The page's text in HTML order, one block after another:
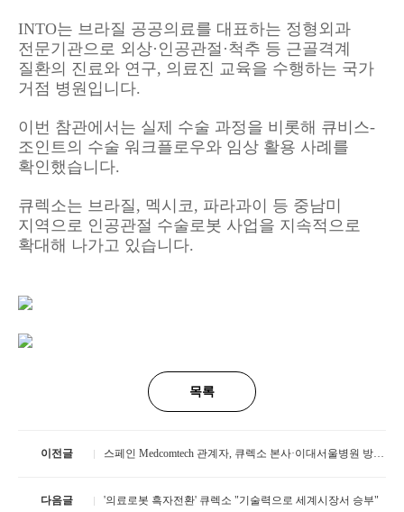
INTO는 브라질 공공의료를 대표하는 정형외과
전문기관으로 외상·인공관절·척추 등 근골격계
질환의 진료와 연구, 의료진 교육을 수행하는 국가
거점 병원입니다.
이번 참관에서는 실제 수술 과정을 비롯해 큐비스-
조인트의 수술 워크플로우와 임상 활용 사례를
확인했습니다.
큐렉소는 브라질, 멕시코, 파라과이 등 중남미
지역으로 인공관절 수술로봇 사업을 지속적으로
확대해 나가고 있습니다.
목록
이전글 스페인 Medcomtech 관계자, 큐렉소 본사·이대서울병원 방문… '큐비스-조인트' 수술 참관
다음글 '의료로봇 흑자전환' 큐렉소 "기술력으로 세계시장서 승부"